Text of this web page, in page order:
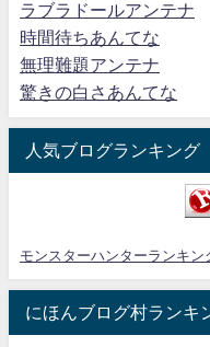
ラブラドールアンテナ
時間待ちあんてな
無理難題アンテナ
驚きの白さあんてな
人気ブログランキング
モンスターハンターランキン
にほんブログ村ランキ